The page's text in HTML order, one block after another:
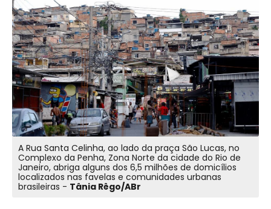
A Rua Santa Celinha, ao lado da praça São Lucas, no
Complexo da Penha, Zona Norte da cidade do Rio de
Janeiro, abriga alguns dos 6,5 milhões de domicílios
localizados nas favelas e comunidades urbanas
brasileiras - Tânia Rêgo/ABr